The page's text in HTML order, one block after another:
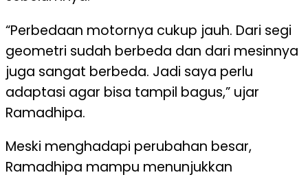
“Perbedaan motornya cukup jauh. Dari segi
geometri sudah berbeda dan dari mesinnya
juga sangat berbeda. Jadi saya perlu
adaptasi agar bisa tampil bagus,” ujar
Ramadhipa.
Meski menghadapi perubahan besar,
Ramadhipa mampu menunjukkan